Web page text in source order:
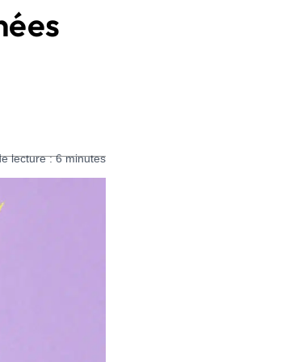
lecture : 6 minutes